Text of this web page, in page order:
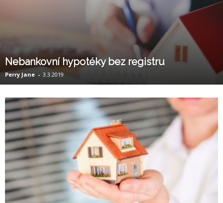
Nebankovní hypotéky bez registru
Perry Jane - 3.3.2019